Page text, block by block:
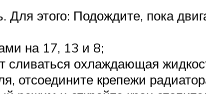
этого: Подождите, пока
на 17, 13 и 8;
сливаться охлаждающая
отсоедините крепежи